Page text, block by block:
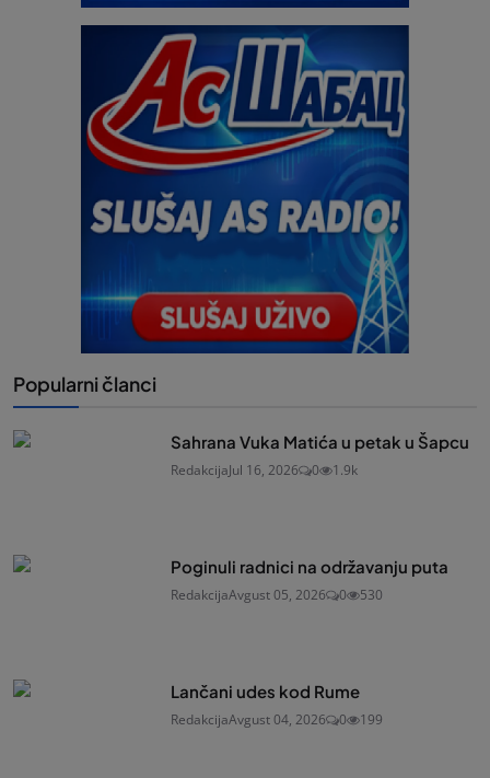
Popularni članci
Sahrana Vuka Matića u petak u Šapcu
RedakcijaJul 16, 2026 0 1.9k
Poginuli radnici na održavanju puta
RedakcijaAvgust 05, 2026 0 530
Lančani udes kod Rume
RedakcijaAvgust 04, 2026 0 199